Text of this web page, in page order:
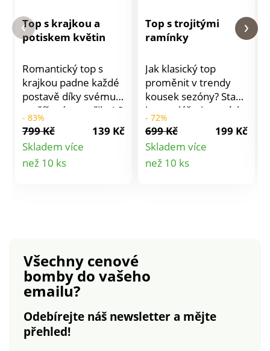
Top s krajkou a
potiskem květin
Romantický top s
krajkou padne každé
postavě díky svému
rozšířenému střihu! S
aktuálním potiskem
květin. Z lehkého
krepu ideálního do
letního počasí. Výstřih
- 83%
799 Kč
139 Kč
Skladem více
než 10 ks
Top s trojitými
ramínky
Jak klasický top
proměnit v trendy
kousek sezóny? Stačí
jen ozvláštnit ramínka
a je to! Ze strečového
žerzeje snadného na
údržbu. Kulatý výstřih
s trojitými ramínky na
- 72%
699 Kč
199 Kč
Skladem více
než 10 ks
Všechny cenové
bombydo vašeho
emailu?
Odebírejte náš newsletter a mějte
přehled!